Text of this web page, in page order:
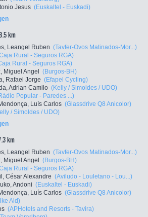
Jesus (Euskaltel - Euskadi)
km
Leangel Ruben (Tavfer-Ovos Matinados-Mor...)
Rural - Seguros RGA)
Rural - Seguros RGA)
Miguel Angel (Burgos-BH)
Rafael Jorge (Efapel Cycling)
Adrian Camilo (Kelly / Simoldes / UDO)
Popular - Paredes ...)
Luís Carlos (Glassdrive Q8 Anicolor)
/ Simoldes / UDO)
km
Leangel Ruben (Tavfer-Ovos Matinados-Mor...)
Miguel Angel (Burgos-BH)
Rural - Seguros RGA)
César Alexandre (Aviludo - Louletano - Lou...)
Andoni (Euskaltel - Euskadi)
Luís Carlos (Glassdrive Q8 Anicolor)
Aid)
(APHotels and Resorts - Tavira)